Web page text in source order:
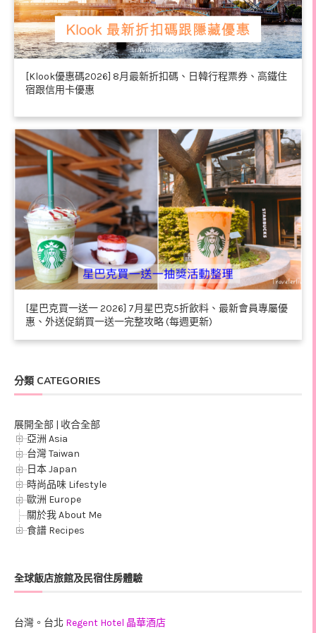
[Klook優惠碼2026] 8月最新折扣碼、日韓行程票券、高鐵住
宿跟信用卡優惠
[星巴克買一送一 2026] 7月星巴克5折飲料、最新會員專屬優
惠、外送促銷買一送一完整攻略 (每週更新)
分類 CATEGORIES
展開全部 | 收合全部
亞洲 Asia
台灣 Taiwan
日本 Japan
時尚品味 Lifestyle
歐洲 Europe
關於我 About Me
食譜 Recipes
全球飯店旅館及民宿住房體驗
台灣。台北 Regent Hotel 晶華酒店